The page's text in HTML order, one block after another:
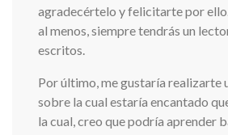
agradecértelo y felicitarte por
al menos, siempre tendrás un
escritos.
Por último, me gustaría realizarte
sobre la cual estaría encantado
la cual, creo que podría aprender